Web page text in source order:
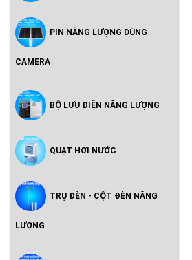
PIN NĂNG LƯỢNG DÙNG
CAMERA
BỘ LƯU ĐIỆN NĂNG LƯỢNG
QUẠT HƠI NƯỚC
TRỤ ĐÈN - CỘT ĐÈN NĂNG
LƯỢNG